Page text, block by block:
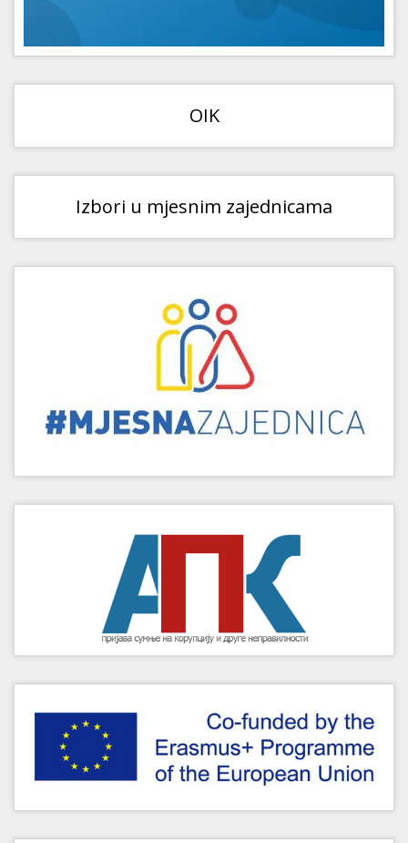
OIK
Izbori u mjesnim zajednicama